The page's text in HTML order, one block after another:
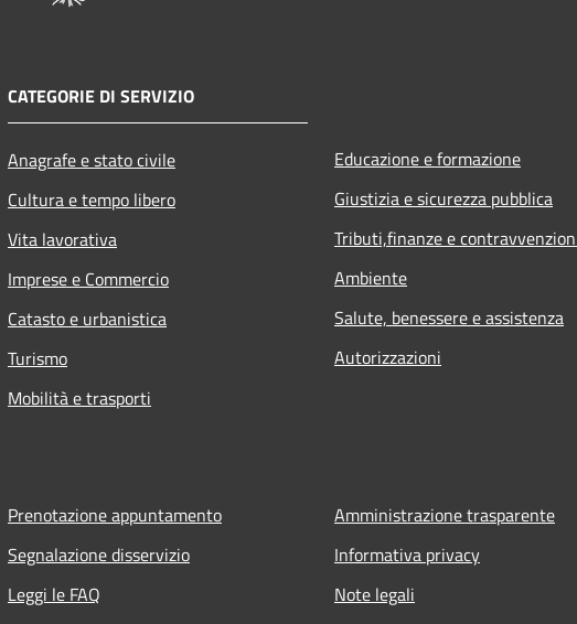
CATEGORIE DI SERVIZIO
Anagrafe e stato civile
Cultura e tempo libero
Vita lavorativa
Imprese e Commercio
Catasto e urbanistica
Turismo
Mobilità e trasporti
Educazione e formazione
Giustizia e sicurezza pubblica
Tributi,finanze e
Ambiente
Salute, benessere e assistenza
Autorizzazioni
Prenotazione appuntamento
Segnalazione disservizio
Leggi le FAQ
Amministrazione trasparente
Informativa privacy
Note legali